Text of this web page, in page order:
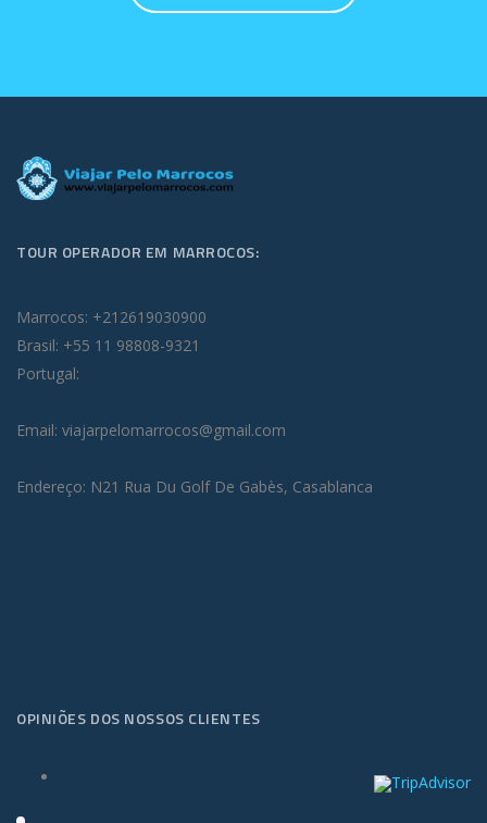
TOUR OPERADOR EM MARROCOS:
Marrocos: +212619030900
Brasil: +55 11 98808-9321
Portugal:
Email: viajarpelomarrocos@gmail.com
Endereço: N21 Rua Du Golf De Gabès, Casablanca
OPINIÕES DOS NOSSOS CLIENTES